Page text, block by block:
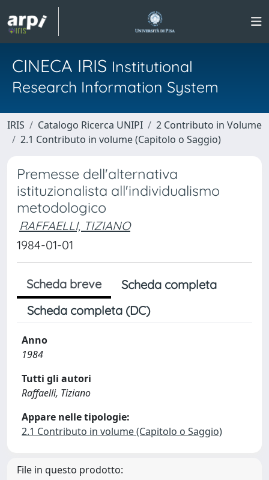
CINECA IRIS Institutional
Research Information System
IRIS Catalogo Ricerca UNIPI
2 Contributo in Volume
2.1 Contributo in volume (Capitolo o Saggio)
Premesse dell'alternativa
istituzionalista all'individualismo
metodologico
RAFFAELLI, TIZIANO
1984-01-01
Scheda breve
Scheda completa
Scheda completa (DC)
Anno
1984
Tutti gli autori
Raffaelli, Tiziano
Appare nelle tipologie:
2.1 Contributo in volume (Capitolo o Saggio)
File in questo prodotto: